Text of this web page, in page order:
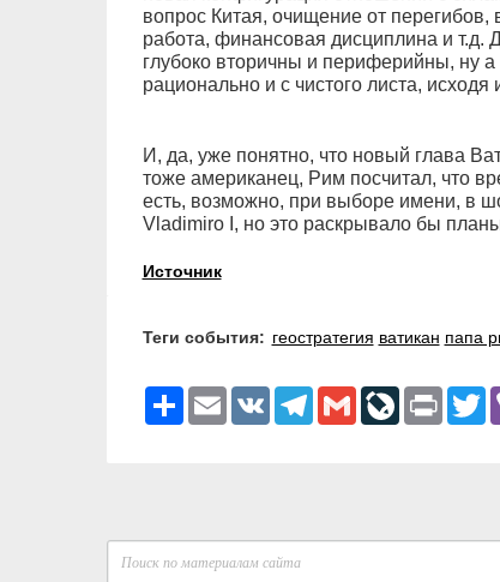
вопрос Китая, очищение от перегибов,
работа, финансовая дисциплина и т.д.
глубоко вторичны и периферийны, ну а
рационально и с чистого листа,
И, да, уже понятно, что новый глава
тоже американец, Рим посчитал, что
есть, возможно, при выборе имени, в
Vladimiro I, но это раскрывало бы
Источник
Теги события: геостратегия ватикан папа
РесурсEmail VK Telegram
GmailLiveJournal
Print